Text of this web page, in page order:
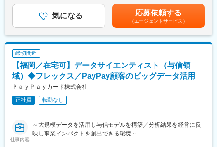
す。
■当金庫働き方と魅力：
・住宅手当も最大8割支給と充実した福利厚生制度がございます！
※途中でエリアコース（転居伴う転勤無）への転換も可能（年2回
の申告制）
・平均残業時間については20時間以内です。
・リモートワークや顧客向け直行・直帰も可能です。
変更の範囲：会社の定める業務
◇財務・税務など企業経営に関わる専門知識を手に入れ、市場価
値も年収も上げたい方
◇もっと公正な評価を受けたい方
◇雑務ではなく営業活動に専念し、お客様に向き合う時間を大切
にしたい方
◇土日休・フレックス・在宅活用など、より長期的に腰を据えて
働ける環境に移りたい方
■業務概要
当社商品を販売する保険代理店に対し、販売促進をメインとした
法人コンサルティング営業をお任せします。代理店の経営に深く
踏み込み、課題解決に向けた伴走をすることがミッションです
■業務内容
担当代理店30～40社に対して、代理店の課題や、保険を検討する
金はあくまでも目安の金額であり、選考を通じて上下する可能性
があります。月給(月額)は固定手当を含めた表記です。
気になる 応募依頼する
（エージェントサービス）
締切間近
【福岡／在宅可】データサイエンティスト（与信領
域）◆フレックス／PayPay顧客のビッグデータ活用
ＰａｙＰａｙカード株式会社
正社員 転勤なし
仕事内容
～大規模データを活用し与信モデルを構築／分析結果を経営に反
映し事業インパクトを創出できる環境～